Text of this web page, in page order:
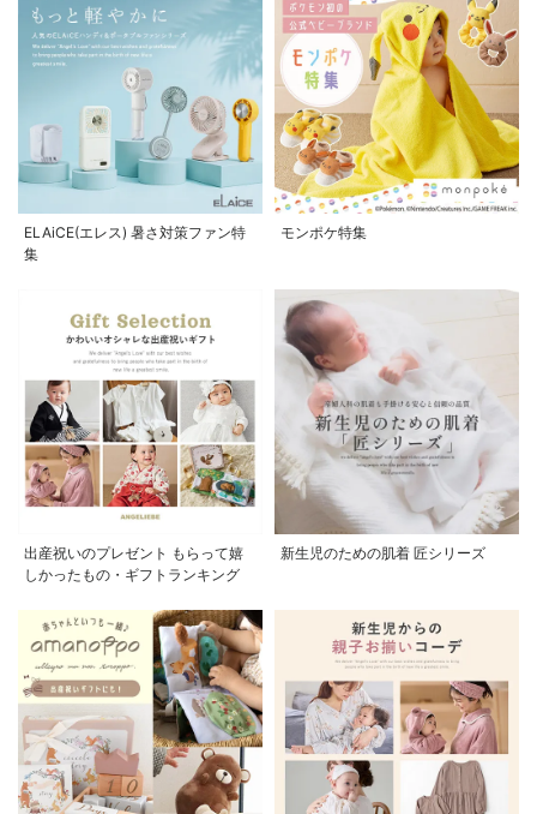
ELAiCE(エレス) 暑さ対策ファン特
集
モンポケ特集
出産祝いのプレゼント もらって嬉
しかったもの・ギフトランキング
新生児のための肌着 匠シリーズ